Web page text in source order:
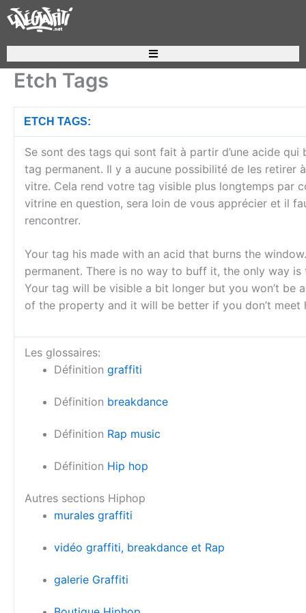
Aller
au
Etch Tags
ETCH TAGS:
Se sont des tags qui sont fait à partir d’une acide qui
tag permanent. Il y a aucune possibilité de les retirer
vitre. Cela rend votre tag visible plus longtemps par
vitrine en question, sera loin de vous apprécier et il
rencontrer.
Your tag his made with an acid that burns the
permanent. There is no way to buff it, the only way
Your tag will be visible a bit longer but you won’t be
of the property and it will be better if you don’t meet
Les glossaires:
Définitiongraffiti
Définition breakdance
Définition Rap music
Définition Hip hop
Autres sections Hiphop
murales graffiti
vidéo graffiti, breakdance et Rap
galerie Graffiti